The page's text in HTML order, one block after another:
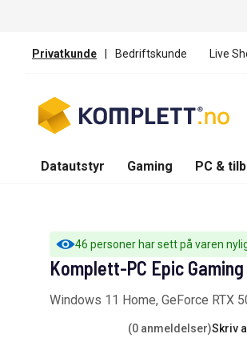
Privatkunde | Bedriftskunde Live
Datautstyr Gaming PC &
46 personer har sett på varen
Komplett-PC Epic Gaming
Windows 11 Home, GeForce RTX
(0 anmeldelser)Skriv